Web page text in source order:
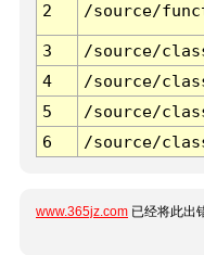
2 /source/
3 /source/
4
/source/
5
/source/
6
/source/
www.365jz.com 已经将此出